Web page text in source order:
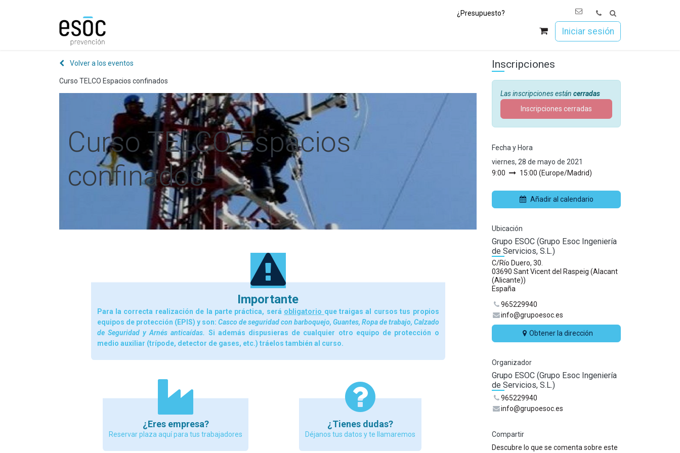
¿Presupuesto?
Iniciar sesión
Volver a los eventos
Curso TELCO Espacios confinados
Curso TELCO Espacios
confinados
Importante
Para la correcta realización de la parte práctica, será obligatorio que traigas al cursos tus propios
equipos de protección (EPIS) y son: Casco de seguridad con barboquejo, Guantes, Ropa de trabajo, Calzado
de Seguridad y Arnés anticaídas. Si además dispusieras de cualquier otro equipo de protección o
medio auxiliar (trípode, detector de gases, etc.) tráelos también al curso.
¿Eres empresa?
Reservar plaza aquí para tus trabajadores
¿Tienes dudas?
Déjanos tus datos y te llamaremos
Inscripciones
Las inscripciones están cerradas
Inscripciones cerradas
Fecha y Hora
viernes, 28 de mayo de 2021
9:00
15:00 (Europe/Madrid)
Añadir al calendario
Ubicación
Grupo ESOC (Grupo Esoc Ingeniería
de Servicios, S.L.)
C/Río Duero, 30.
03690 Sant Vicent del Raspeig (Alacant
(Alicante))
España
965229940
info@grupoesoc.es
Obtener la dirección
Organizador
Grupo ESOC (Grupo Esoc Ingeniería
de Servicios, S.L.)
965229940
info@grupoesoc.es
Compartir
Descubre lo que se comenta sobre este